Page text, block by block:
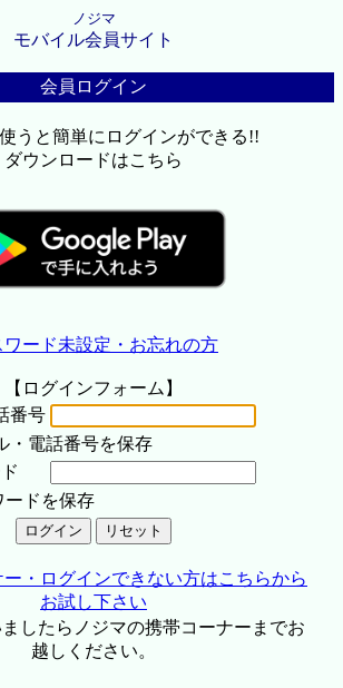
ノジマ
モバイル会員サイト
会員ログイン
うと簡単にログインができる!!
ダウンロードはこちら
ワード未設定・お忘れの方
【ログインフォーム】
番号
・電話番号を保存
ードを保存
・ログインできない方はこちらから
お試し下さい
したらノジマの携帯コーナーまでお
越しください。